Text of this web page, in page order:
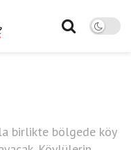
birlikte bölgede köy